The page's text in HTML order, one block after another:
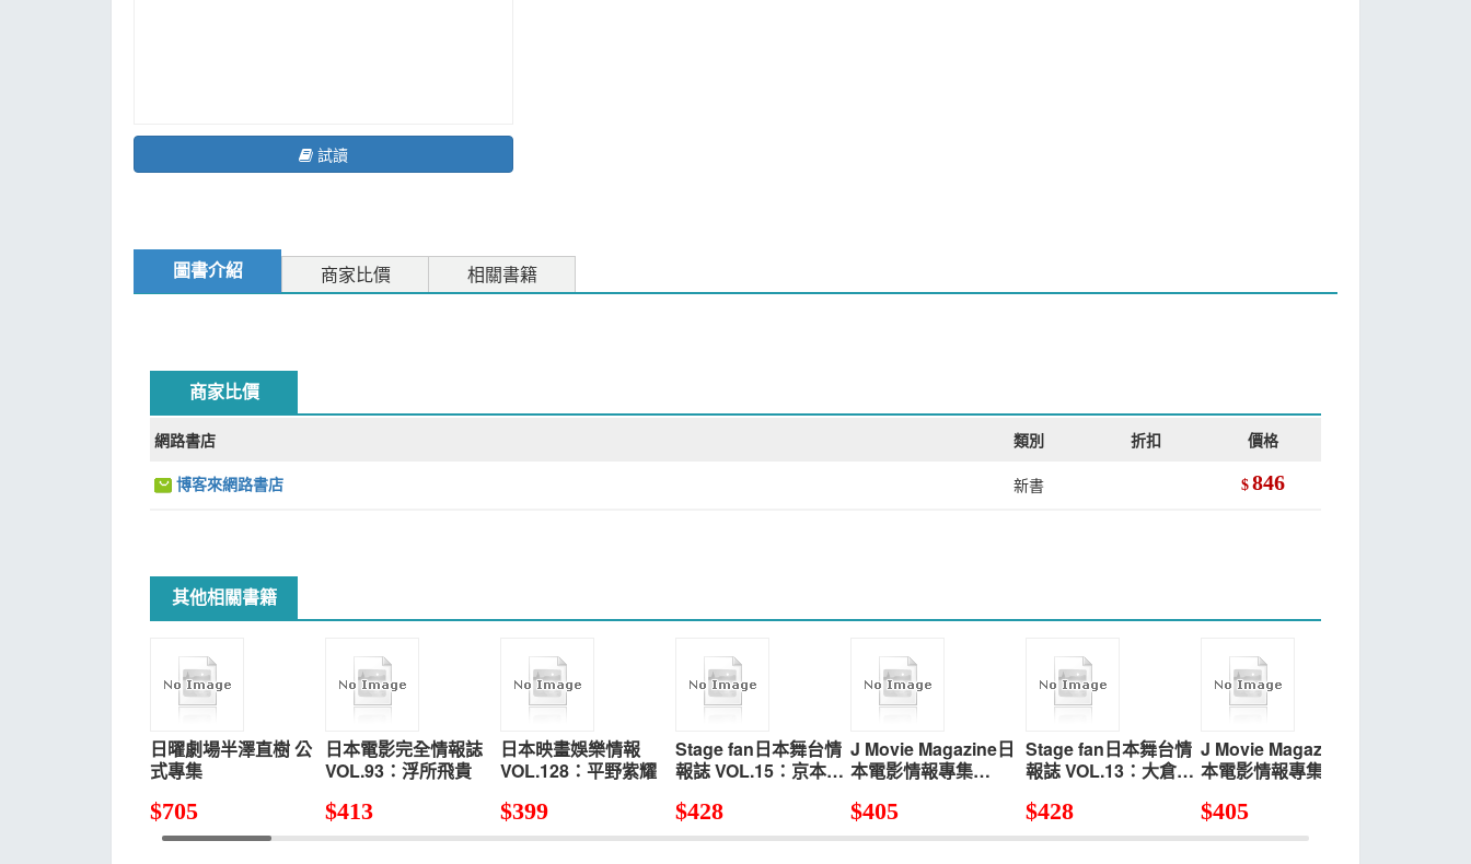
試讀
圖書介紹 商家比價 相關書籍
商家比價
網路書店 類別 折扣
價格
博客來網路書店
新書 $ 846
其他相關書籍
日曜劇場半澤直樹 公
式專集
$705
日本電影完全情報誌
VOL.93：浮所飛貴
$413
日本映畫娛樂情報
VOL.128：平野紫耀
$399
Stage fan日本舞台情
報誌 VOL.15：京本大
$428
J Movie Magazine日
本電影情報專集
$405
Stage fan日本舞台情
報誌 VOL.13：大倉忠
$428
J Movie Magazine日
本電影情報專集
$405